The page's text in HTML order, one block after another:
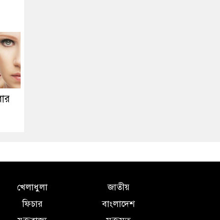
খেলাধুলা
জাতীয়
ফিচার
বাংলাদেশ